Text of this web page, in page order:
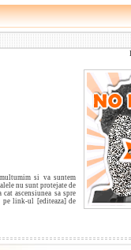
si va suntem
nu sunt protejate de
ascensiunea sa spre
pe link-ul [editeaza] de